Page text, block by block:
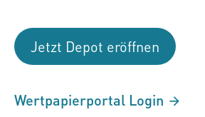
Jetzt Depot eröffnen
Wertpapierportal Login